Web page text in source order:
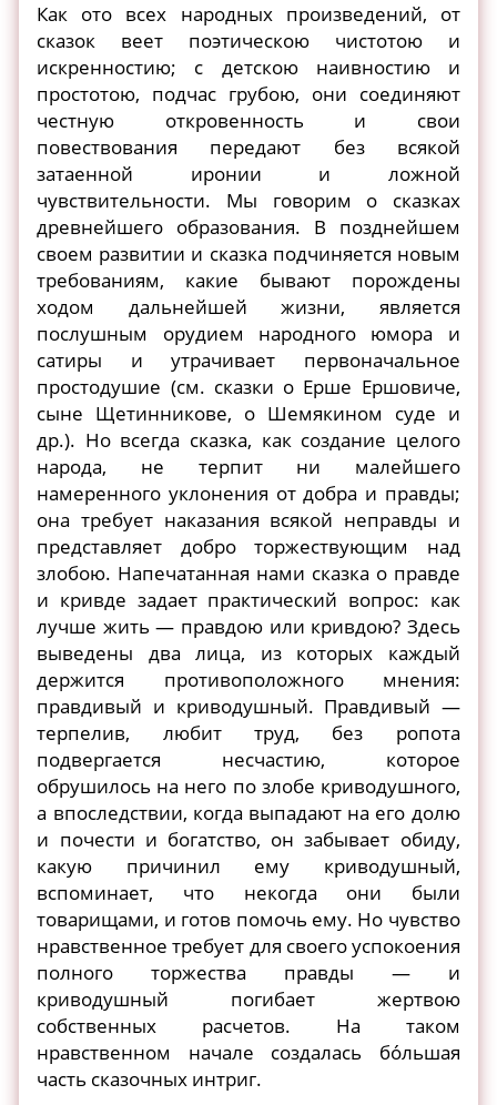
Как ото всех народных произведений, от
сказок веет поэтическою чистотою и
искренностию; с детскою наивностию и
простотою, подчас грубою, они соединяют
честную откровенность и свои
повествования передают без всякой
затаенной иронии и ложной
чувствительности. Мы говорим о сказках
древнейшего образования. В позднейшем
своем развитии и сказка подчиняется новым
требованиям, какие бывают порождены
ходом дальнейшей жизни, является
послушным орудием народного юмора и
сатиры и утрачивает первоначальное
простодушие (см. сказки о Ерше Ершовиче,
сыне Щетинникове, о Шемякином суде и
др.). Но всегда сказка, как создание целого
народа, не терпит ни малейшего
намеренного уклонения от добра и правды;
она требует наказания всякой неправды и
представляет добро торжествующим над
злобою. Напечатанная нами сказка о правде
и кривде задает практический вопрос: как
лучше жить — правдою или кривдою? Здесь
выведены два лица, из которых каждый
держится противоположного мнения:
правдивый и криводушный. Правдивый —
терпелив, любит труд, без ропота
подвергается несчастию, которое
обрушилось на него по злобе криводушного,
а впоследствии, когда выпадают на его долю
и почести и богатство, он забывает обиду,
какую причинил ему криводушный,
вспоминает, что некогда они были
товарищами, и готов помочь ему. Но чувство
нравственное требует для своего успокоения
полного торжества правды — и
криводушный погибает жертвою
собственных расчетов. На таком
нравственном начале создалась бо́льшая
часть сказочных интриг.